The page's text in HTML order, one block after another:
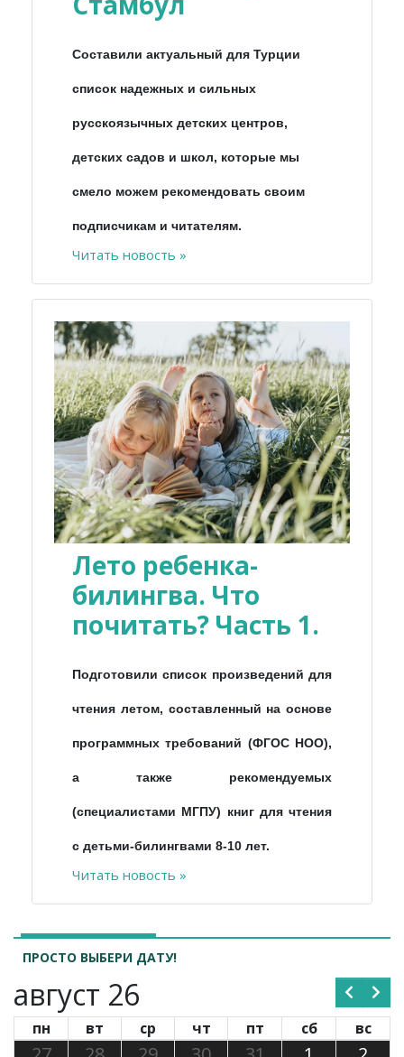
Составили актуальный для Турции
список надежных и сильных
русскоязычных детских центров,
детских садов и школ, которые мы
смело можем рекомендовать своим
подписчикам и читателям.
Читать новость »
Лето ребенка-
билингва. Что
почитать? Часть 1.
Подготовили список произведений для
чтения летом, составленный на основе
программных требований (ФГОС НОО),
а также рекомендуемых
(специалистами МГПУ) книг для чтения
с детьми-билингвами 8-10 лет.
Читать новость »
ПРОСТО ВЫБЕРИ ДАТУ!
август 26
пн вт ср чт пт сб вс